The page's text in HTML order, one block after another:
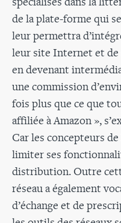
de la plate-forme qui
leur permettra
leur site Internet et
en devenant
une commission
fois plus que ce que
affiliée à Amazon »,
Car les concepteurs
limiter ses
distribution. Outre
réseau a également
d’échange et de